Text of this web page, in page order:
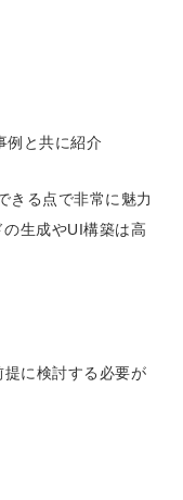
きる点で非常に魅力
生成やUI構築は高
に検討する必要が